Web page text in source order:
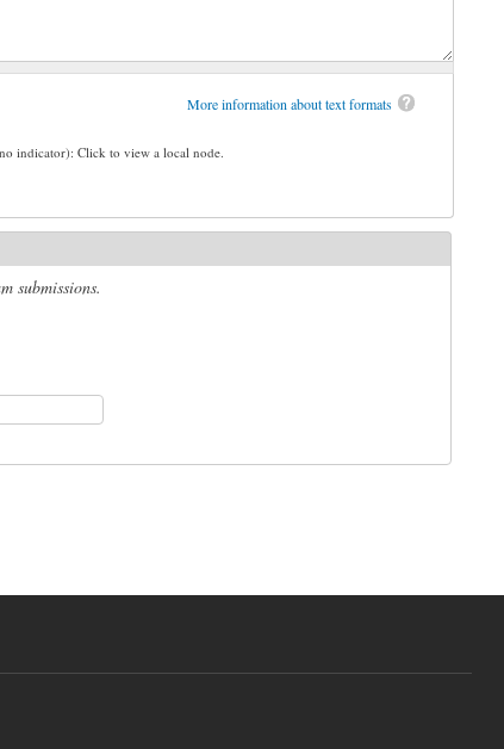
More information about text formats
indicator): Click to view a local node.
submissions.